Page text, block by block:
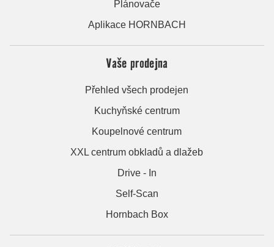
Plánovače
Aplikace HORNBACH
Vaše prodejna
Přehled všech prodejen
Kuchyňské centrum
Koupelnové centrum
XXL centrum obkladů a dlažeb
Drive - In
Self-Scan
Hornbach Box